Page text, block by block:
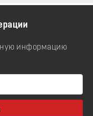
информацию